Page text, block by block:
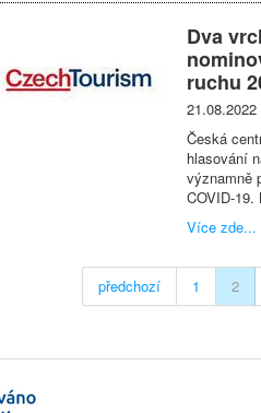
Dva
ruchu
21.08.2022
Česká
hlasování
významně
COVID-
Více zde...
předchozí 1 2